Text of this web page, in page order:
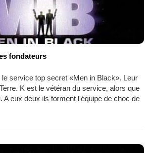
fondateurs
service top secret «Men in Black». Leur
K est le vétéran du service, alors que
A eux deux ils forment l'équipe de choc de